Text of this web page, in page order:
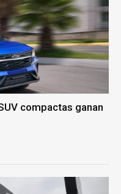
compactas ganan